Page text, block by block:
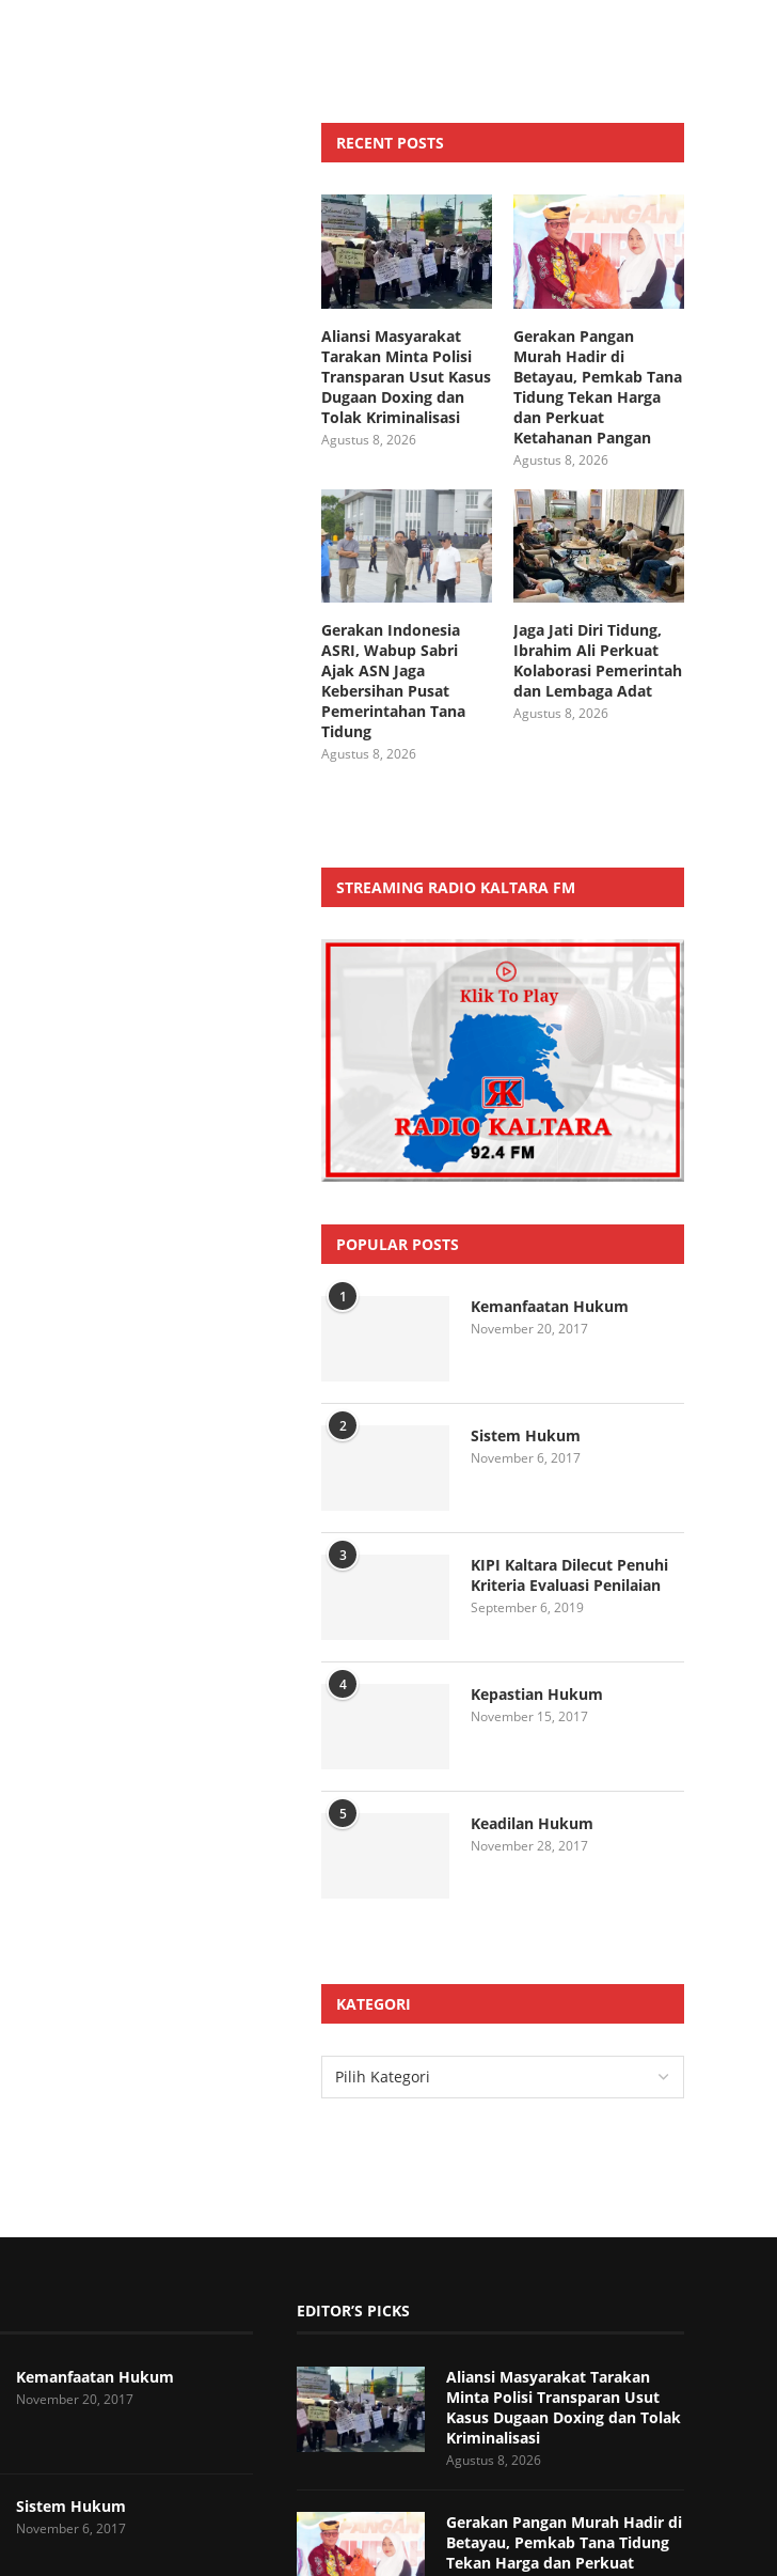
RECENT POSTS
Aliansi Masyarakat
Tarakan Minta Polisi
Transparan Usut Kasus
Dugaan Doxing dan
Tolak Kriminalisasi
Agustus 8, 2026
Gerakan Pangan
Murah Hadir di
Betayau, Pemkab Tana
Tidung Tekan Harga
dan Perkuat
Ketahanan Pangan
Agustus 8, 2026
Gerakan Indonesia
ASRI, Wabup Sabri
Ajak ASN Jaga
Kebersihan Pusat
Pemerintahan Tana
Tidung
Agustus 8, 2026
Jaga Jati Diri Tidung,
Ibrahim Ali Perkuat
Kolaborasi Pemerintah
dan Lembaga Adat
Agustus 8, 2026
STREAMING RADIO KALTARA FM
POPULAR POSTS
1 Kemanfaatan Hukum
November 20, 2017
2 Sistem Hukum
November 6, 2017
3
KIPI Kaltara Dilecut Penuhi
Kriteria Evaluasi Penilaian
September 6, 2019
4 Kepastian Hukum
November 15, 2017
5 Keadilan Hukum
November 28, 2017
KATEGORI
Kemanfaatan Hukum
November 20, 2017
Sistem Hukum
November 6, 2017
EDITOR’S PICKS
Aliansi Masyarakat Tarakan
Minta Polisi Transparan Usut
Kasus Dugaan Doxing dan Tolak
Kriminalisasi
Agustus 8, 2026
Gerakan Pangan Murah Hadir di
Betayau, Pemkab Tana Tidung
Tekan Harga dan Perkuat